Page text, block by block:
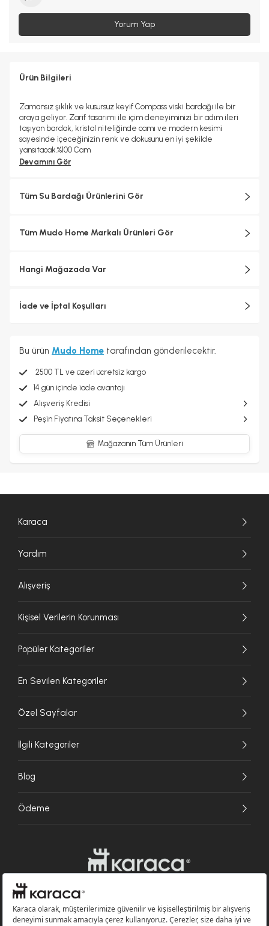
Yorum Yap
Ürün Bilgileri
Zamansız şıklık ve kusursuz keyif Compass viski bardağı ile bir
araya geliyor. Zarif tasarımı ile içim deneyiminizi bir adım ileri
taşıyan bardak, kristal niteliğinde camı ve modern kesimi
sayesinde içeceğinizin renk ve dokusunu en iyi şekilde
yansıtacak.%100 Cam
Devamını Gör
Tüm Su Bardağı Ürünlerini Gör
Tüm Mudo Home Markalı Ürünleri Gör
Hangi Mağazada Var
İade ve İptal Koşulları
Bu ürün Mudo Home tarafından gönderilecektir.
2500 TL ve üzeri ücretsiz kargo
14 gün içinde iade avantajı
Alışveriş Kredisi
Peşin Fiyatına Taksit Seçenekleri
Mağazanın Tüm Ürünleri
Karaca
Yardım
Alışveriş
Kişisel Verilerin Korunması
Popüler Kategoriler
En Sevilen Kategoriler
Özel Sayfalar
İlgili Kategoriler
Blog
Ödeme